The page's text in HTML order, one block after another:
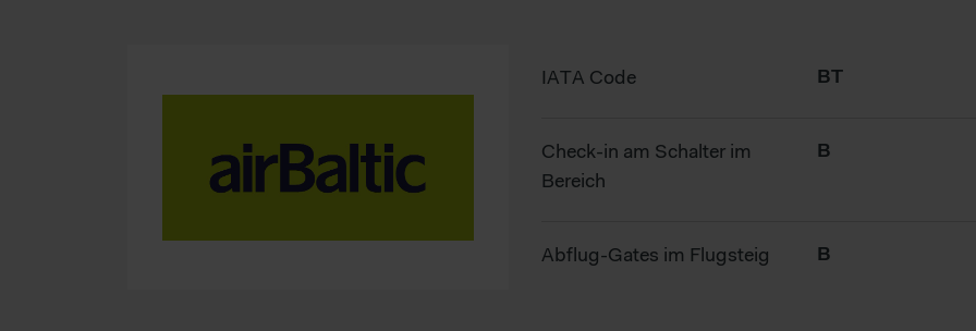
IATA Code BT
Check-in am Schalter im
Bereich
B
Abflug-Gates im Flugsteig B